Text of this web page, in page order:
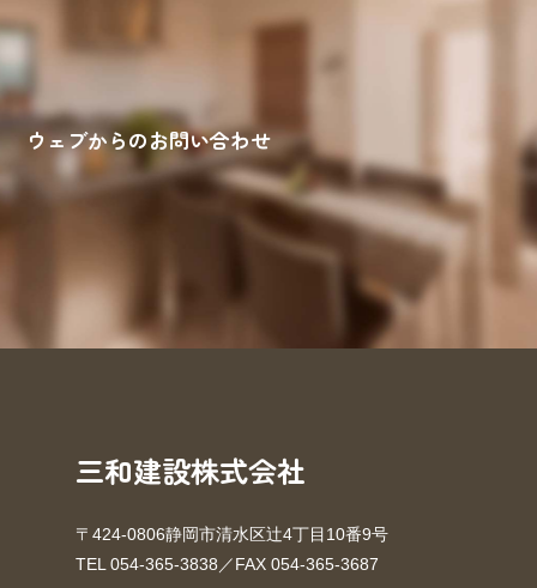
ウェブからのお問い合わせ
お問い合わせ 資料請求
三和建設株式会社
〒424-0806静岡市清水区辻4丁目10番9号
TEL 054-365-3838／FAX 054-365-3687